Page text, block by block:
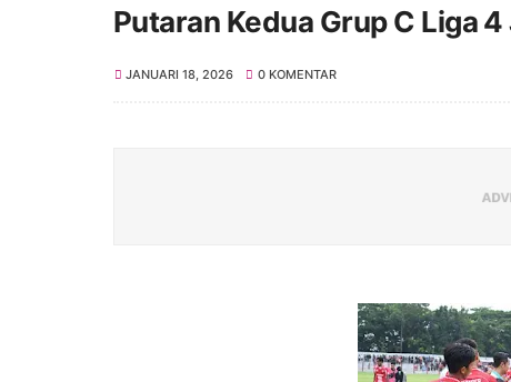
Putaran Kedua Grup C Liga
JANUARI 18, 2026 0 KOMENTAR